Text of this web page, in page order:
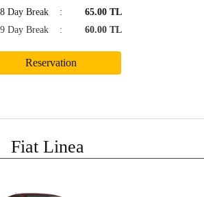
Day Break
:
65.00 TL
Day Break
: 60.00 TL
Fiat Linea